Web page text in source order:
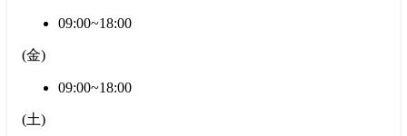
09:00~18:00
(金)
09:00~18:00
(土)